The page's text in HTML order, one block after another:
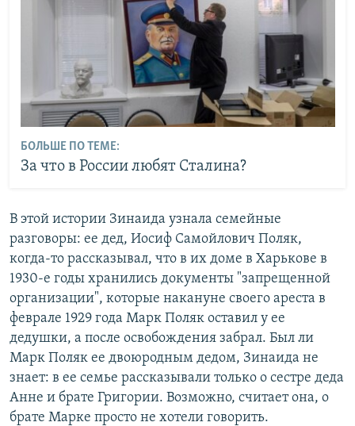
БОЛЬШЕ ПО ТЕМЕ:
За что в России любят Сталина?
В этой истории Зинаида узнала семейные
разговоры: ее дед, Иосиф Самойлович Поляк,
когда-то рассказывал, что в их доме в Харькове в
1930-е годы хранились документы "запрещенной
организации", которые накануне своего ареста в
феврале 1929 года Марк Поляк оставил у ее
дедушки, а после освобождения забрал. Был ли
Марк Поляк ее двоюродным дедом, Зинаида не
знает: в ее семье рассказывали только о сестре деда
Анне и брате Григории. Возможно, считает она, о
брате Марке просто не хотели говорить.